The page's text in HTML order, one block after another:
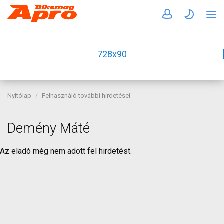
728x90
Nyitólap Felhasználó további hirdetései
Demény Máté
Az eladó még nem adott fel hirdetést.